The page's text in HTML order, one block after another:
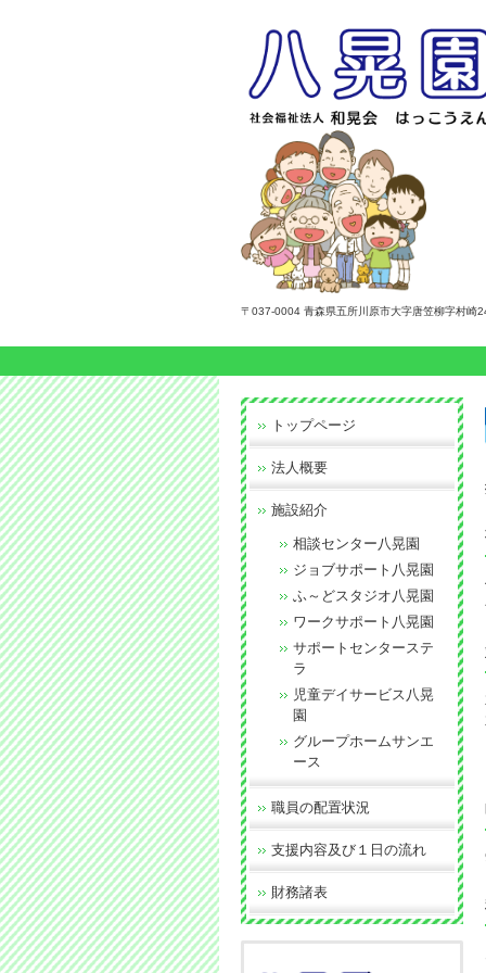
〒037-0004 青森県五所川原市大字唐笠柳字村
トップページ
法人概要
施設紹介
相談センター八晃園
ジョブサポート八晃園
ふ～どスタジオ八晃園
ワークサポート八晃園
サポートセンターステ
ラ
児童デイサービス八晃
園
グループホームサンエ
ース
職員の配置状況
支援内容及び１日の流れ
財務諸表